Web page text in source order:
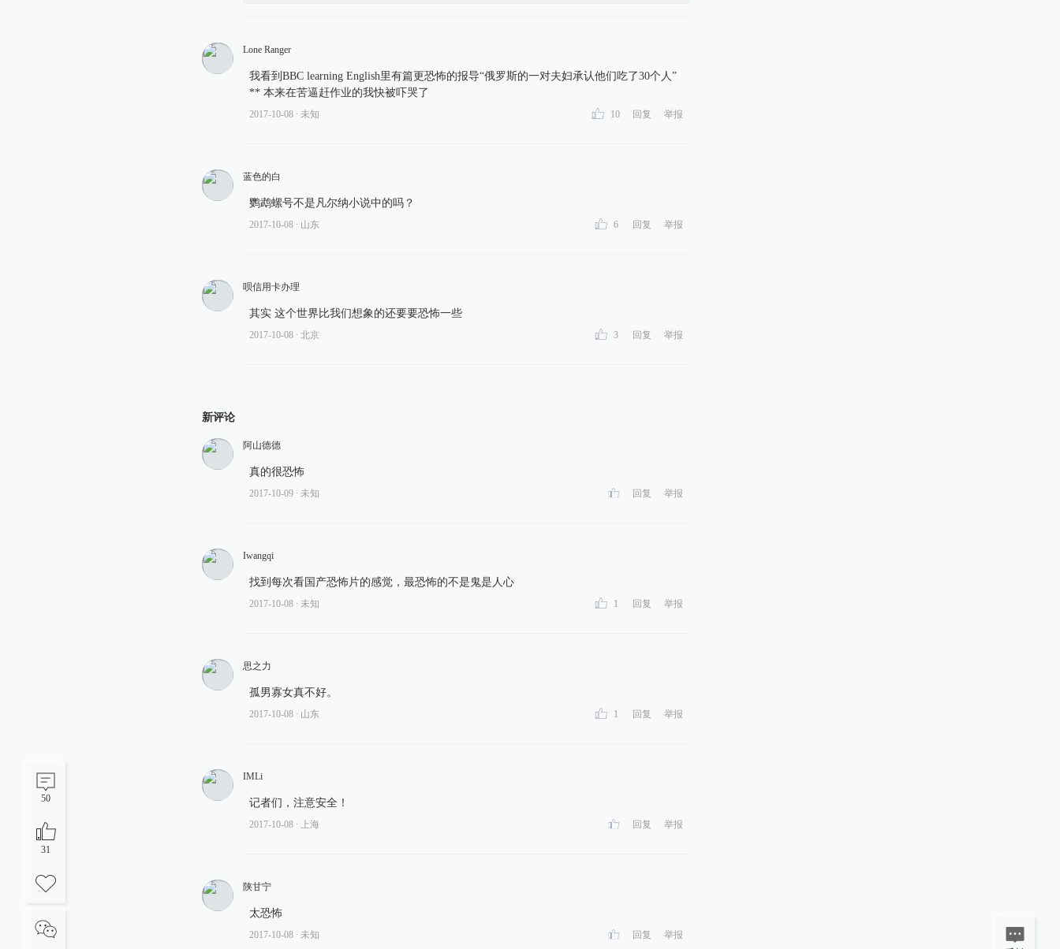
50
31
Lone Ranger
我看到BBC learning English里有篇更恐怖的报导“俄罗斯的一对夫妇承认他们吃了30个人”
** 本来在苦逼赶作业的我快被吓哭了
2017-10-08 ∙ 未知 10 回复 举报
蓝色的白
鹦鹉螺号不是凡尔纳小说中的吗？
2017-10-08 ∙ 山东 6 回复 举报
呗信用卡办理
其实 这个世界比我们想象的还要要恐怖一些
2017-10-08 ∙ 北京 3 回复 举报
新评论
阿山德德
真的很恐怖
2017-10-09 ∙ 未知 回复 举报
Iwangqi
找到每次看国产恐怖片的感觉，最恐怖的不是鬼是人心
2017-10-08 ∙ 未知 1 回复 举报
思之力
孤男寡女真不好。
2017-10-08 ∙ 山东 1 回复 举报
IMLi
记者们，注意安全！
2017-10-08 ∙ 上海 回复 举报
陕甘宁
太恐怖
2017-10-08 ∙ 未知 回复 举报